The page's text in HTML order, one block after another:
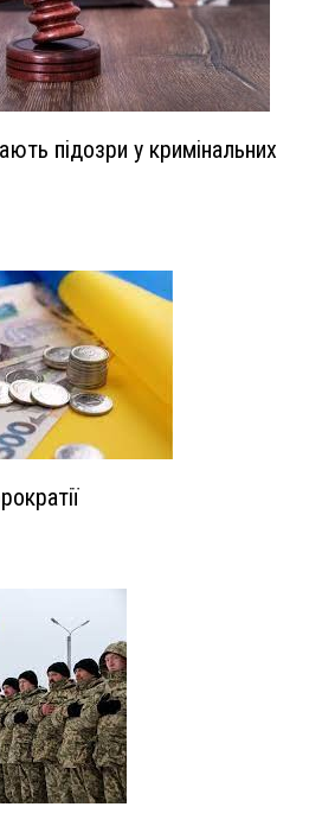
підозри у кримінальних